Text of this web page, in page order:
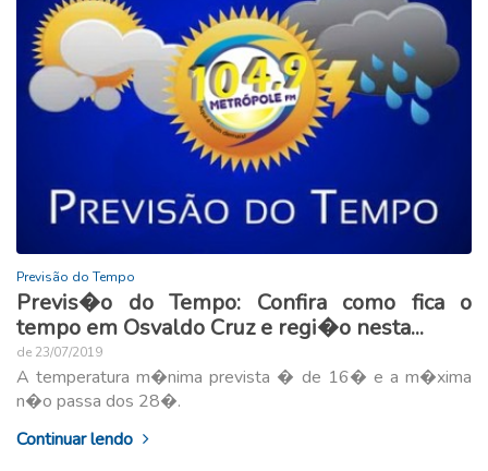
Previsão do Tempo
Previs�o do Tempo: Confira como fica o
tempo em Osvaldo Cruz e regi�o nesta...
de 23/07/2019
A temperatura m�nima prevista � de 16� e a m�xima
n�o passa dos 28�.
Continuar lendo